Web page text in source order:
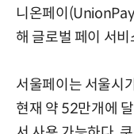
니온페이
해 글로벌 페이 서
서울페이는 서울시
현재 약 52만개에